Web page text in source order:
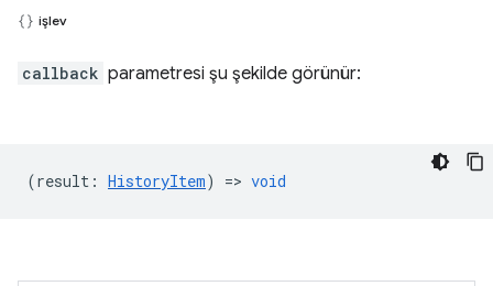
işlev
callback parametresi şu şekilde görünür:
(result : HistoryItem) => void